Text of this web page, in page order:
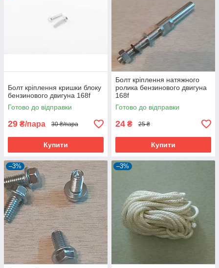
Болт кріплення кришки блоку
бензинового двигуна 168f
Готово до відправки
29 ₴/пара 30 ₴/пара
Купити
Болт кріплення натяжного
ролика бензинового двигуна
168f
Готово до відправки
24 ₴ 25 ₴
Купити
–3% –3%